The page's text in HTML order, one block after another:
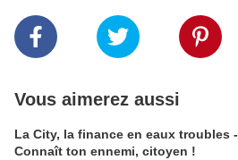
Vous aimerez aussi
La City, la finance en eaux troubles -
Connaît ton ennemi, citoyen !